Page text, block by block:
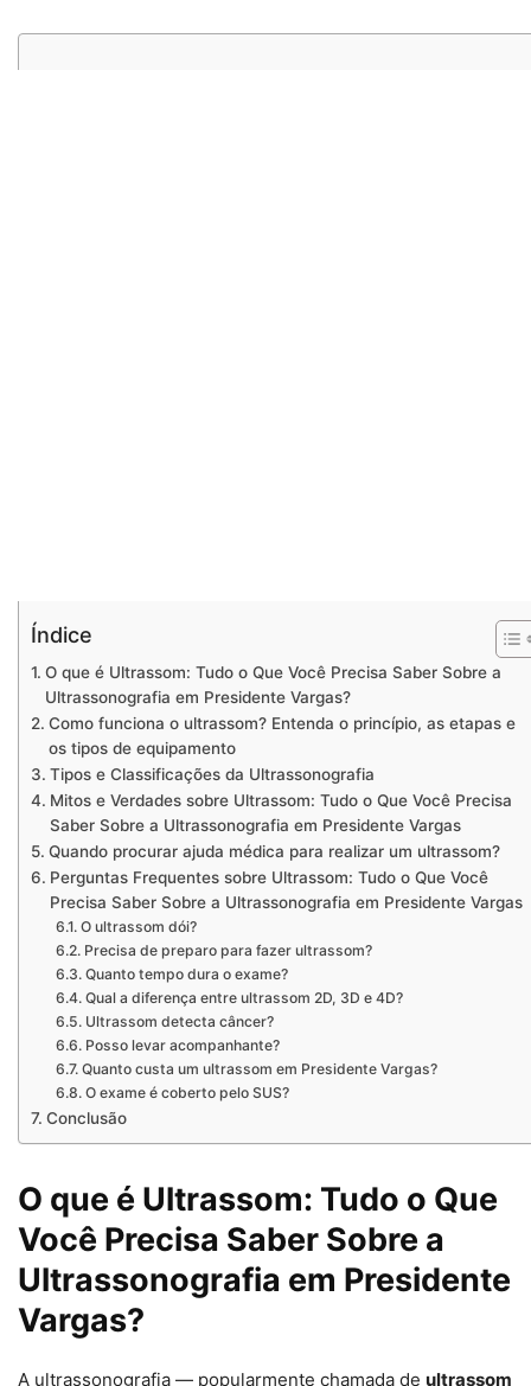
Índice
O que é Ultrassom: Tudo o Que Você Precisa Saber Sobre a
Ultrassonografia em Presidente Vargas?
Como funciona o ultrassom? Entenda o princípio, as etapas e
os tipos de equipamento
Tipos e Classificações da Ultrassonografia
Mitos e Verdades sobre Ultrassom: Tudo o Que Você Precisa
Saber Sobre a Ultrassonografia em Presidente Vargas
Quando procurar ajuda médica para realizar um ultrassom?
Perguntas Frequentes sobre Ultrassom: Tudo o Que Você
Precisa Saber Sobre a Ultrassonografia em Presidente Vargas
O ultrassom dói?
Precisa de preparo para fazer ultrassom?
Quanto tempo dura o exame?
Qual a diferença entre ultrassom 2D, 3D e 4D?
Ultrassom detecta câncer?
Posso levar acompanhante?
Quanto custa um ultrassom em Presidente Vargas?
O exame é coberto pelo SUS?
Conclusão
O que é Ultrassom: Tudo o Que
Você Precisa Saber Sobre a
Ultrassonografia em Presidente
Vargas?
A ultrassonografia — popularmente chamada de ultrassom